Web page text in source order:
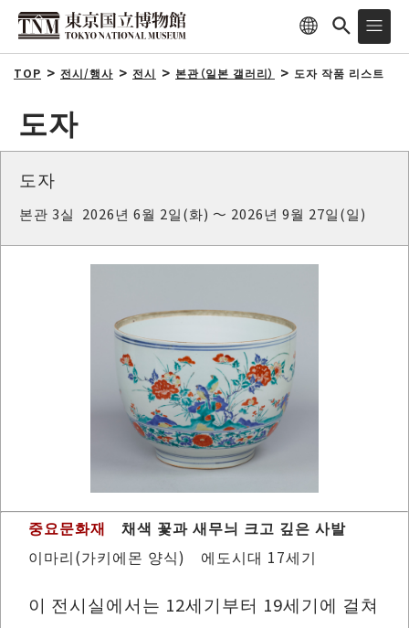
TOP 전시/행사 전시 본관（일본 갤러리） 도자 작품 리스트
도자
도자
본관 3실 2026년 6월 2일(화) ～ 2026년 9월 27일(일)
중요문화재
채색 꽃과 새무늬 크고 깊은 사발
이마리(가키에몬 양식) 에도시대 17세기
이 전시실에서는 12세기부터 19세기에 걸쳐